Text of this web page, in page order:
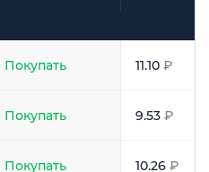
Покупать 11.10 ₽
Покупать 9.53 ₽
Покупать 10.26 ₽